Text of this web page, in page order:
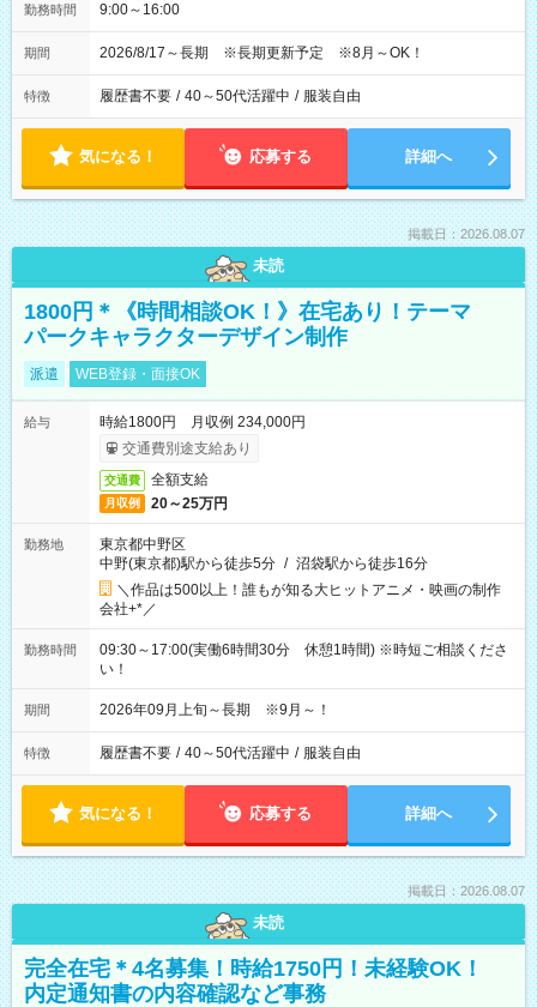
勤務時間 9:00～16:00
期間 2026/8/17～長期 ※長期更新予定 ※8月～OK！
特徴 履歴書不要 / 40～50代活躍中 / 服装自由
気になる！ 応募する 詳細へ
掲載日：2026.08.07
未読
1800円＊《時間相談OK！》在宅あり！テーマ
パークキャラクターデザイン制作
派遣 WEB登録・面接OK
給与
時給1800円 月収例 234,000円
交通費別途支給あり
交通費 全額支給
月収例 20～25万円
勤務地
東京都中野区
中野(東京都)駅から徒歩5分 / 沼袋駅から徒歩16分
＼作品は500以上！誰もが知る大ヒットアニメ・映画の制作
会社+*／
勤務時間
09:30～17:00(実働6時間30分 休憩1時間) ※時短ご相談くださ
い！
期間 2026年09月上旬～長期 ※9月～！
特徴 履歴書不要 / 40～50代活躍中 / 服装自由
気になる！ 応募する 詳細へ
掲載日：2026.08.07
未読
完全在宅＊4名募集！時給1750円！未経験OK！
内定通知書の内容確認など事務